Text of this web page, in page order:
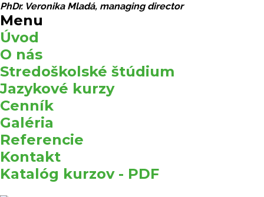
PhDr. Veronika Mladá, managing director
Menu
Úvod
O nás
Stredoškolské štúdium
Jazykové kurzy
Cenník
Galéria
Referencie
Kontakt
Katalóg kurzov - PDF